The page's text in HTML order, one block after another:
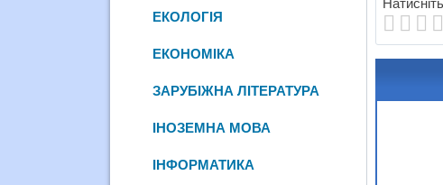
ЕКОЛОГІЯ
ЕКОНОМІКА
ЗАРУБІЖНА ЛІТЕРАТУРА
ІНОЗЕМНА МОВА
ІНФОРМАТИКА